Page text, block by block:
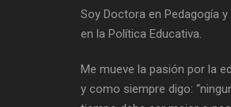
Soy Doctora en Pedagogía
en la Política Educativa.
Me mueve la pasión por la
y como siempre digo: